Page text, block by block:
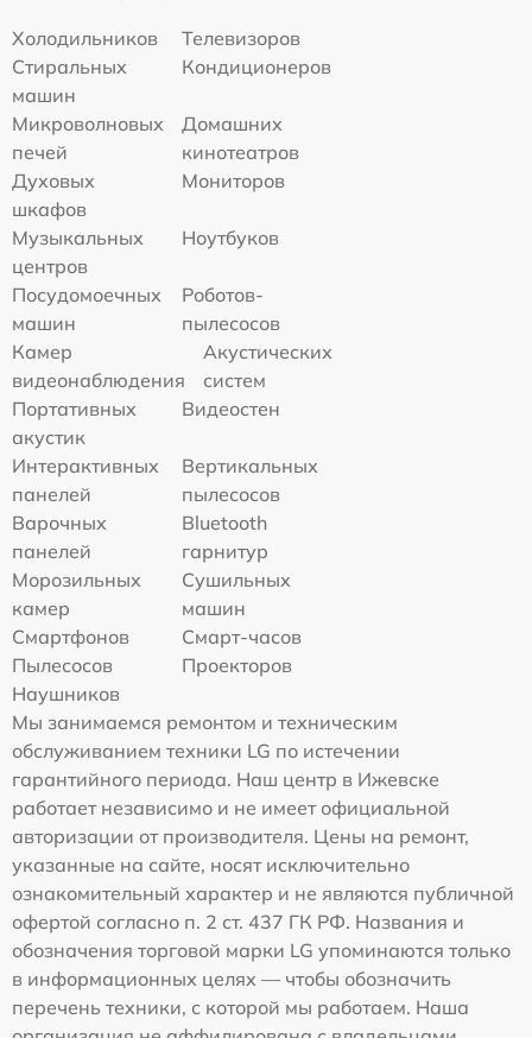
Холодильников
Телевизоров
Стиральных
машин
Кондиционеров
Микроволновых
печей
Домашних
кинотеатров
Духовых
шкафов
Мониторов
Музыкальных
центров
Ноутбуков
Посудомоечных
машин
Роботов-
пылесосов
Камер
видеонаблюдения
Акустических
систем
Портативных
акустик
Видеостен
Интерактивных
панелей
Вертикальных
пылесосов
Варочных
панелей
Bluetooth
гарнитур
Морозильных
камер
Сушильных
машин
Смартфонов
Смарт-часов
Пылесосов
Проекторов
Наушников
Мы занимаемся ремонтом и техническим
обслуживанием техники LG по истечении
гарантийного периода. Наш центр в Ижевске
работает независимо и не имеет официальной
авторизации от производителя. Цены на ремонт,
указанные на сайте, носят исключительно
ознакомительный характер и не являются публичной
офертой согласно п. 2 ст. 437 ГК РФ. Названия и
обозначения торговой марки LG упоминаются только
в информационных целях — чтобы обозначить
перечень техники, с которой мы работаем. Наша